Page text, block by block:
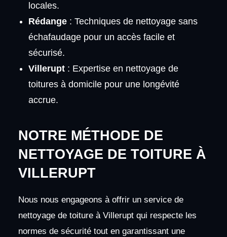
locales.
Rédange: Techniques de nettoyage sans
échafaudage pour un accès facile et
sécurisé.
Villerupt: Expertise en nettoyage de
toitures à domicile pour une longévité
accrue.
NOTRE MÉTHODE DE
NETTOYAGE DE TOITURE À
VILLERUPT
Nous nous engageons à offrir un service de
nettoyage de toiture à Villerupt qui respecte les
normes de sécurité tout en garantissant une